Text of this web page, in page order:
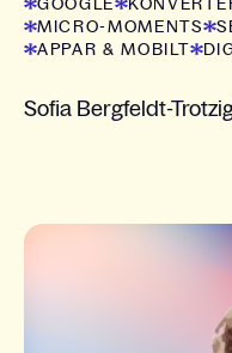
MICRO-MOMENTS
APPAR & MOBILT
Sofia Bergfeldt-